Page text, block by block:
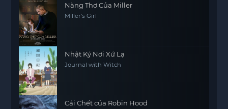
Nàng Thơ Của Miller
Miller's Girl
Nhật Ký Nơi Xứ Lạ
Journal with Witch
Cái Chết của Robin Hood